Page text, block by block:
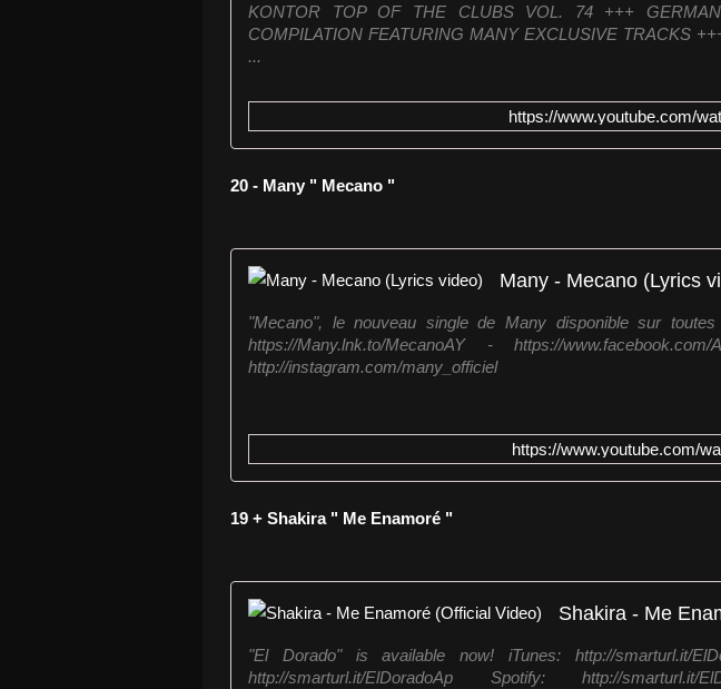
KONTOR TOP OF THE CLUBS VOL. 74 +++
COMPILATION FEATURING MANY EXCLUSIVE TRACKS
...
https://www.youtube.com/
20 - Many " Mecano "
Many - Mecano (Lyrics
"Mecano", le nouveau single de Many disponible sur
https://Many.lnk.to/MecanoAY - https://www.facebook.com/
http://instagram.com/many_officiel
https://www.youtube.com/
19 + Shakira " Me Enamoré "
"El Dorado" is available now! iTunes: http://smarturl.it/
http://smarturl.it/ElDoradoAp Spotify: http://smarturl.it/